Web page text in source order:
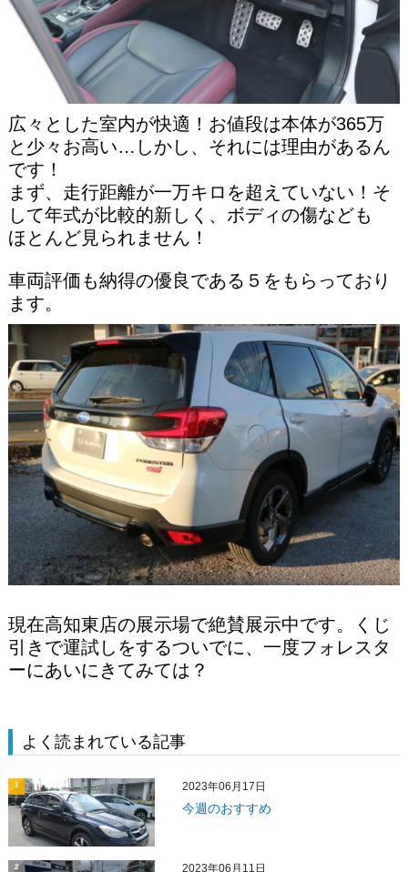
広々とした室内が快適！お値段は本体が365万
と少々お高い…しかし、それには理由があるん
です！
まず、走行距離が一万キロを超えていない！そ
して年式が比較的新しく、ボディの傷なども
ほとんど見られません！
車両評価も納得の優良である５をもらっており
ます。
現在高知東店の展示場で絶賛展示中です。くじ
引きで運試しをするついでに、一度フォレスタ
ーにあいにきてみては？
よく読まれている記事
1 2023年06月17日
今週のおすすめ
2 2023年06月11日